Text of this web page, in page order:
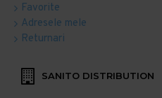
Favorite
Adresele mele
Returnari
SANITO DISTRIBUTION